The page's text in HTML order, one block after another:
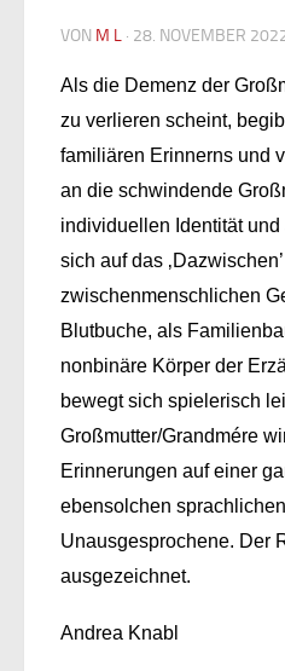
VON M L · 28. NOVEMBER
Als die Demenz der
zu verlieren scheint,
familiären Erinnerns und
an die schwindende
individuellen Identität
sich auf das
zwischenmenschlichen
Blutbuche, als
nonbinäre Körper der
bewegt sich spielerisch
Großmutter/Grandmére
Erinnerungen auf einer
ebensolchen
Unausgesprochene. Der
ausgezeichnet.
Andrea Knabl